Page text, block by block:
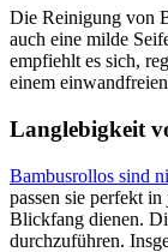
Die Reinigung von
auch eine milde
empfiehlt es sich,
einem
Langlebigkeit
Bambusrollos sind
passen sie perfekt
Blickfang dienen.
durchzuführen.